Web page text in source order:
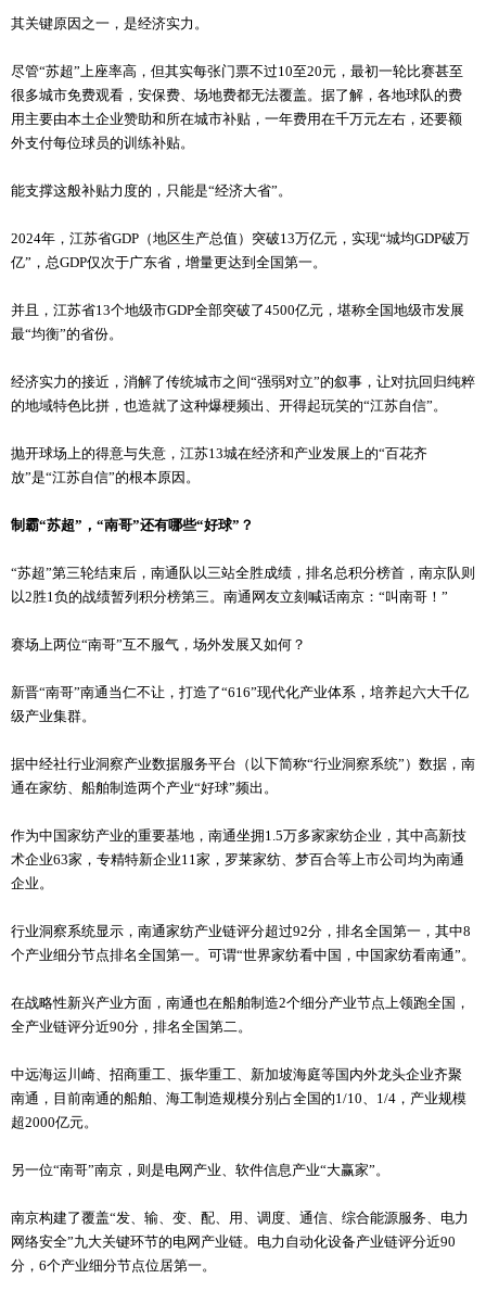
其关键原因之一，是经济实力。
尽管“苏超”上座率高，但其实每张门票不过10至20元，最初一轮比赛甚至
很多城市免费观看，安保费、场地费都无法覆盖。据了解，各地球队的费
用主要由本土企业赞助和所在城市补贴，一年费用在千万元左右，还要额
外支付每位球员的训练补贴。
能支撑这般补贴力度的，只能是“经济大省”。
2024年，江苏省GDP（地区生产总值）突破13万亿元，实现“城均GDP破万
亿”，总GDP仅次于广东省，增量更达到全国第一。
并且，江苏省13个地级市GDP全部突破了4500亿元，堪称全国地级市发展
最“均衡”的省份。
经济实力的接近，消解了传统城市之间“强弱对立”的叙事，让对抗回归纯粹
的地域特色比拼，也造就了这种爆梗频出、开得起玩笑的“江苏自信”。
抛开球场上的得意与失意，江苏13城在经济和产业发展上的“百花齐
放”是“江苏自信”的根本原因。
制霸“苏超”，“南哥”还有哪些“好球”？
“苏超”第三轮结束后，南通队以三站全胜成绩，排名总积分榜首，南京队则
以2胜1负的战绩暂列积分榜第三。南通网友立刻喊话南京：“叫南哥！”
赛场上两位“南哥”互不服气，场外发展又如何？
新晋“南哥”南通当仁不让，打造了“616”现代化产业体系，培养起六大千亿
级产业集群。
据中经社行业洞察产业数据服务平台（以下简称“行业洞察系统”）数据，南
通在家纺、船舶制造两个产业“好球”频出。
作为中国家纺产业的重要基地，南通坐拥1.5万多家家纺企业，其中高新技
术企业63家，专精特新企业11家，罗莱家纺、梦百合等上市公司均为南通
企业。
行业洞察系统显示，南通家纺产业链评分超过92分，排名全国第一，其中8
个产业细分节点排名全国第一。可谓“世界家纺看中国，中国家纺看南通”。
在战略性新兴产业方面，南通也在船舶制造2个细分产业节点上领跑全国，
全产业链评分近90分，排名全国第二。
中远海运川崎、招商重工、振华重工、新加坡海庭等国内外龙头企业齐聚
南通，目前南通的船舶、海工制造规模分别占全国的1/10、1/4，产业规模
超2000亿元。
另一位“南哥”南京，则是电网产业、软件信息产业“大赢家”。
南京构建了覆盖“发、输、变、配、用、调度、通信、综合能源服务、电力
网络安全”九大关键环节的电网产业链。电力自动化设备产业链评分近90
分，6个产业细分节点位居第一。